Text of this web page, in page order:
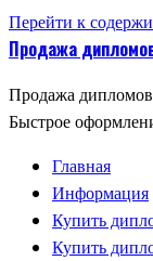
Перейти к
Продажа
Продажа
Быстрое
Главная
Информация
Купить
Купить